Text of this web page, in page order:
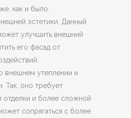
как и было.
эстетики. Данный
улучшить внешний
его фасад от
внешнем утеплении и
Так, оно требует
отделки и более сложной
сопрягаться с более